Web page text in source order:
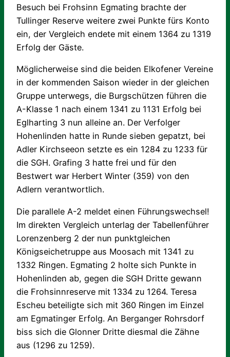
Besuch bei Frohsinn Egmating brachte der
Tullinger Reserve weitere zwei Punkte fürs Konto
ein, der Vergleich endete mit einem 1364 zu 1319
Erfolg der Gäste.
Möglicherweise sind die beiden Elkofener Vereine
in der kommenden Saison wieder in der gleichen
Gruppe unterwegs, die Burgschützen führen die
A-Klasse 1 nach einem 1341 zu 1131 Erfolg bei
Eglharting 3 nun alleine an. Der Verfolger
Hohenlinden hatte in Runde sieben gepatzt, bei
Adler Kirchseeon setzte es ein 1284 zu 1233 für
die SGH. Grafing 3 hatte frei und für den
Bestwert war Herbert Winter (359) von den
Adlern verantwortlich.
Die parallele A-2 meldet einen Führungswechsel!
Im direkten Vergleich unterlag der Tabellenführer
Lorenzenberg 2 der nun punktgleichen
Königseichetruppe aus Moosach mit 1341 zu
1332 Ringen. Egmating 2 holte sich Punkte in
Hohenlinden ab, gegen die SGH Dritte gewann
die Frohsinnreserve mit 1334 zu 1264. Teresa
Escheu beteiligte sich mit 360 Ringen im Einzel
am Egmatinger Erfolg. An Berganger Rohrsdorf
biss sich die Glonner Dritte diesmal die Zähne
aus (1296 zu 1259).